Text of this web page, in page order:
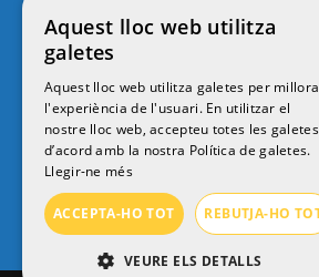
Contacte
© 2026
Política de privacitat Avís legal
Aquest lloc web utilitza
galetes
Aquest lloc web utilitza galetes per
l'experiència de l'usuari. En utilitzar el
nostre lloc web, accepteu totes les galetes
d’acord amb la nostra Política de galetes.
Llegir-ne més
ACCEPTA-HO TOT REBUTJA-HO
VEURE ELS DETALLS